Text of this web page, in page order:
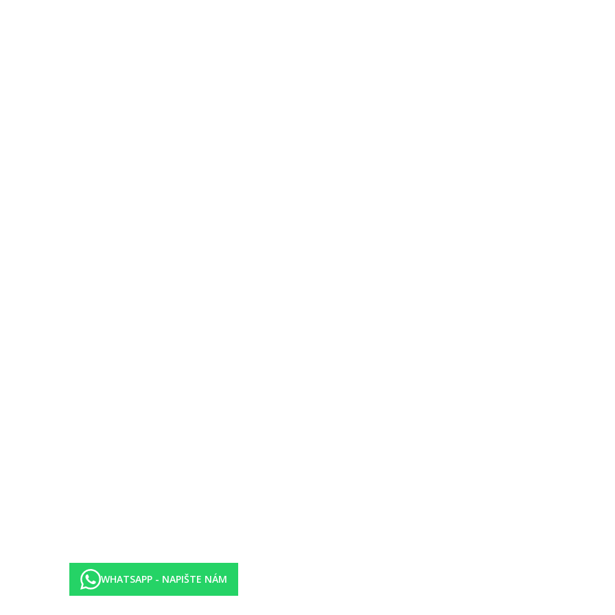
rybí)- za poplatek, rezervace nutná, restaurace á la carte (italská, grill, indická)- zdarma, rezervace nutná, několik barů, lobby bar, bar u
období), lehátka, slunečníky a osušky zdarma, aquapark, miniklub, 2 dětské bazény.
nutná
hod.)
stolní tenis, plážový volleyball, šipky.
WHATSAPP - NAPIŠTE NÁM